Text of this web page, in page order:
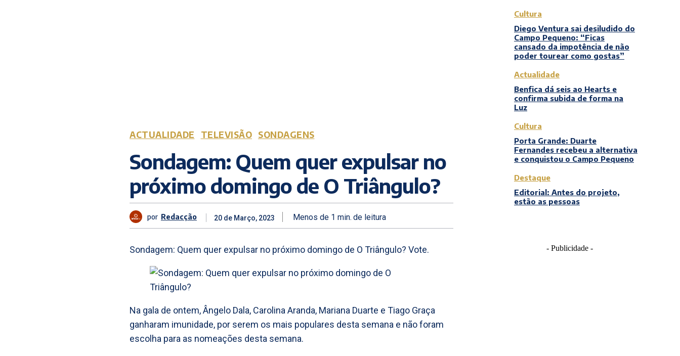
ACTUALIDADE TELEVISÃO SONDAGENS
Sondagem: Quem quer expulsar no
próximo domingo de O Triângulo?
por Redacção 20 de Março, 2023 Menos de 1 min. de leitura
Sondagem: Quem quer expulsar no próximo domingo de O Triângulo? Vote.
Na gala de ontem, Ângelo Dala, Carolina Aranda, Mariana Duarte e Tiago Graça
ganharam imunidade, por serem os mais populares desta semana e não foram
escolha para as nomeações desta semana.
Cultura
Diego Ventura sai desiludido do
Campo Pequeno: “Ficas
cansado da impotência de não
poder tourear como gostas”
Actualidade
Benfica dá seis ao Hearts e
confirma subida de forma na
Luz
Cultura
Porta Grande: Duarte
Fernandes recebeu a alternativa
e conquistou o Campo Pequeno
Destaque
Editorial: Antes do projeto,
estão as pessoas
- Publicidade -